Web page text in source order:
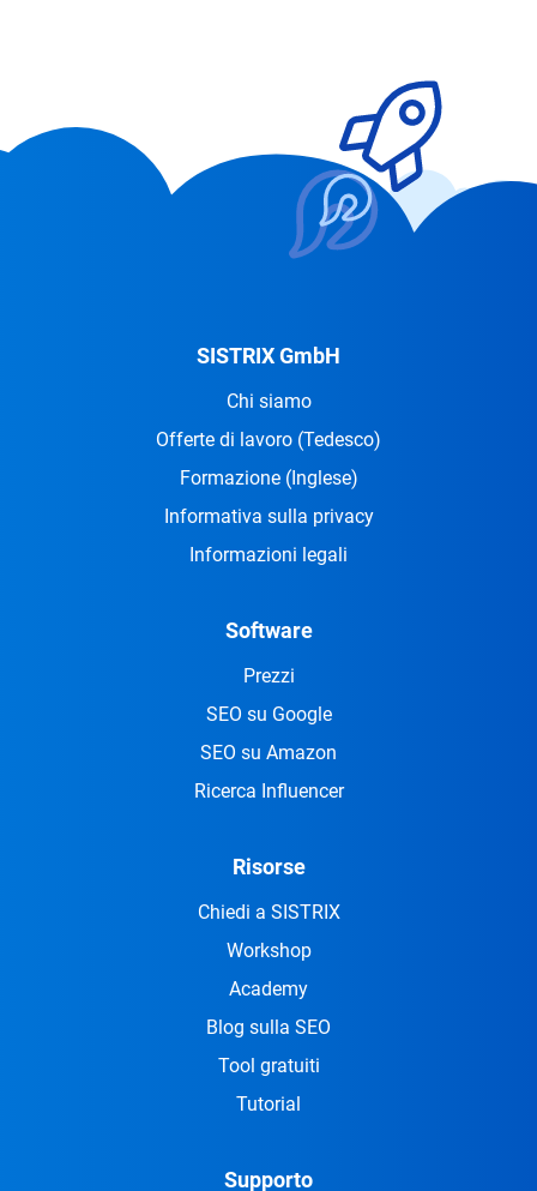
SISTRIX GmbH
Chi siamo
Offerte di lavoro (Tedesco)
Formazione (Inglese)
Informativa sulla privacy
Informazioni legali
Software
Prezzi
SEO su Google
SEO su Amazon
Ricerca Influencer
Risorse
Chiedi a SISTRIX
Workshop
Academy
Blog sulla SEO
Tool gratuiti
Tutorial
Supporto